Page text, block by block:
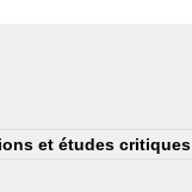
et études critiques